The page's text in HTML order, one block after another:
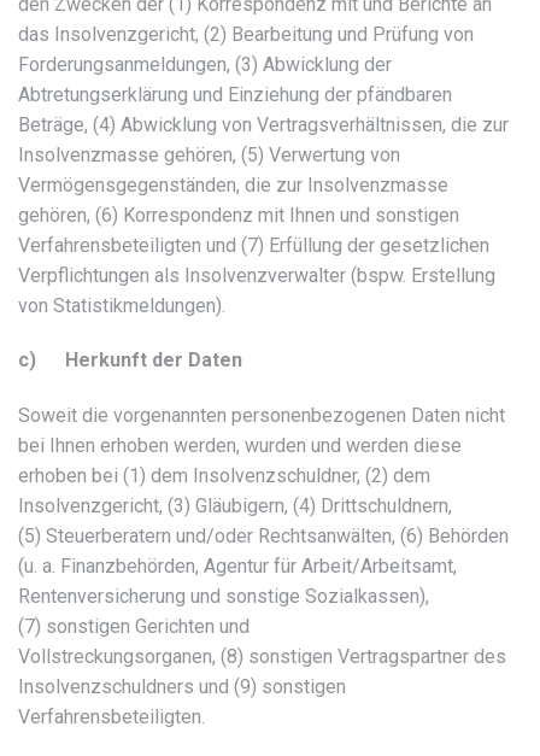
das Insolvenzgericht, (2) Bearbeitung und Prüfung von
Forderungsanmeldungen, (3) Abwicklung der
Abtretungserklärung und Einziehung der pfändbaren
Beträge, (4) Abwicklung von Vertragsverhältnissen, die zur
Insolvenzmasse gehören, (5) Verwertung von
Vermögensgegenständen, die zur Insolvenzmasse
gehören, (6) Korrespondenz mit Ihnen und sonstigen
Verfahrensbeteiligten und (7) Erfüllung der gesetzlichen
Verpflichtungen als Insolvenzverwalter (bspw. Erstellung
von Statistikmeldungen).
c) Herkunft der Daten
Soweit die vorgenannten personenbezogenen Daten nicht
bei Ihnen erhoben werden, wurden und werden diese
erhoben bei (1) dem Insolvenzschuldner, (2) dem
Insolvenzgericht, (3) Gläubigern, (4) Drittschuldnern,
(5) Steuerberatern und/oder Rechtsanwälten, (6) Behörden
(u. a. Finanzbehörden, Agentur für Arbeit/Arbeitsamt,
Rentenversicherung und sonstige Sozialkassen),
(7) sonstigen Gerichten und
Vollstreckungsorganen, (8) sonstigen Vertragspartner des
Insolvenzschuldners und (9) sonstigen
Verfahrensbeteiligten.